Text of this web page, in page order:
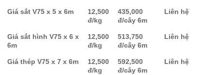
Giá sắt V75 x 5 x 6m
12,500
đ/kg
435,000
đ/cây 6m
Liên hệ
Giá sắt hình V75 x 6 x
6m
12,500
đ/kg
513,750
đ/cây 6m
Liên hệ
Giá thép V75 x 7 x 6m
12,500
đ/kg
592,500
đ/cây 6m
Liên hệ